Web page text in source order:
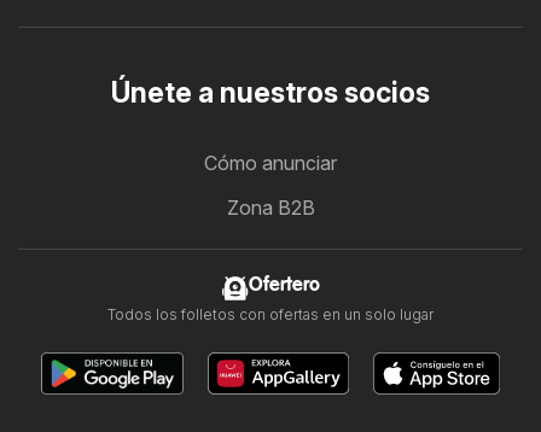
Únete a nuestros socios
Cómo anunciar
Zona B2B
Ofertero
Todos los folletos con ofertas en un solo lugar